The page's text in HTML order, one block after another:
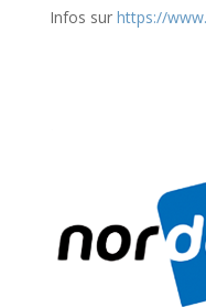
Infos sur https://